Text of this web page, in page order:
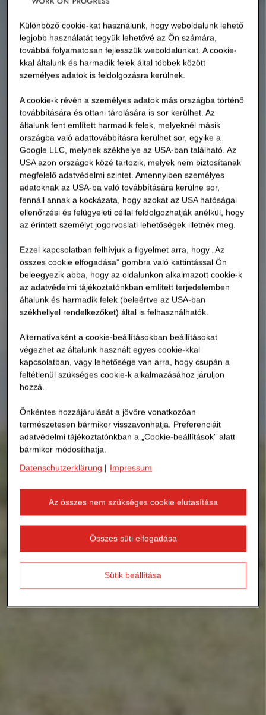
Különböző cookie-kat használunk, hogy weboldalunk lehető
legjobb használatát tegyük lehetővé az Ön számára,
továbbá folyamatosan fejlesszük weboldalunkat. A cookie-
kkal általunk és harmadik felek által többek között
személyes adatok is feldolgozásra kerülnek.
A cookie-k révén a személyes adatok más országba történő
továbbítására és ottani tárolására is sor kerülhet. Az
általunk fent említett harmadik felek, melyeknél másik
országba való adattovábbításra kerülhet sor, egyike a
Google LLC, melynek székhelye az USA-ban található. Az
USA azon országok közé tartozik, melyek nem biztosítanak
megfelelő adatvédelmi szintet. Amennyiben személyes
adatoknak az USA-ba való továbbítására kerülne sor,
fennáll annak a kockázata, hogy azokat az USA hatóságai
ellenőrzési és felügyeleti céllal feldolgozhatják anélkül, hogy
az érintett személyt jogorvoslati lehetőségek illetnék meg.
Ezzel kapcsolatban felhívjuk a figyelmet arra, hogy „Az
összes cookie elfogadása” gombra való kattintással Ön
beleegyezik abba, hogy az oldalunkon alkalmazott cookie-k
az adatvédelmi tájékoztatónkban említett terjedelemben
általunk és harmadik felek (beleértve az USA-ban
székhellyel rendelkezőket) által is felhasználhatók.
Alternatívaként a cookie-beállításokban beállításokat
végezhet az általunk használt egyes cookie-kkal
kapcsolatban, vagy lehetősége van arra, hogy csupán a
feltétlenül szükséges cookie-k alkalmazásához járuljon
hozzá.
Önkéntes hozzájárulását a jövőre vonatkozóan
természetesen bármikor visszavonhatja. Preferenciáit
adatvédelmi tájékoztatónkban a „Cookie-beállítások” alatt
bármikor módosíthatja.
Datenschutzerklärung | Impressum
Az összes nem szükséges cookie elutasítása
Összes süti elfogadása
Sütik beállítása